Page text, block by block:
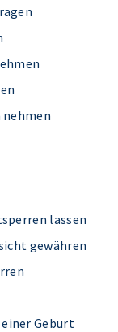
lassen
gewähren
Geburt